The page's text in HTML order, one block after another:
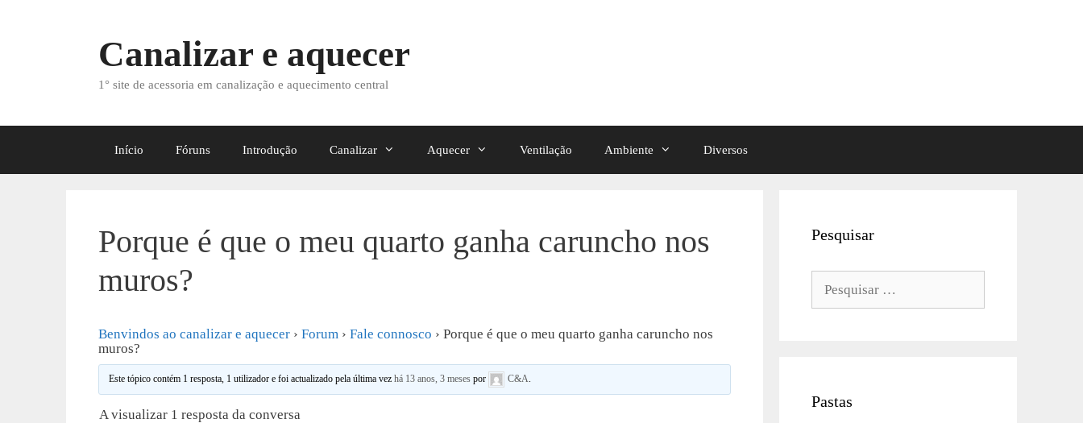
Canalizar e aquecer
1° site de acessoria em canalização e aquecimento central
Início Fóruns Introdução Canalizar Aquecer Ventilação Ambiente Diversos
Porque é que o meu quarto ganha caruncho nos
muros?
Benvindos ao canalizar e aquecer › Forum › Fale connosco › Porque é que o meu quarto ganha caruncho nos
muros?
Este tópico contém 1 resposta, 1 utilizador e foi actualizado pela última vezhá 13 anos, 3 meses por C&A
A visualizar 1 resposta da conversa
Pesquisar
Pastas